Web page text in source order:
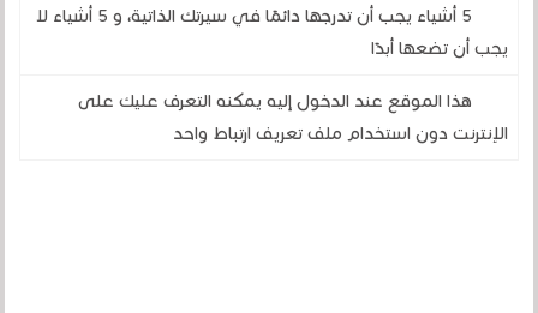
5 أشياء يجب أن تدرجها دائمًا في سيرتك الذاتية، و 5 أشياء لا
يجب أن تضعها أبدًا
هذا الموقع عند الدخول إليه يمكنه التعرف عليك على
الإنترنت دون استخدام ملف تعريف ارتباط واحد